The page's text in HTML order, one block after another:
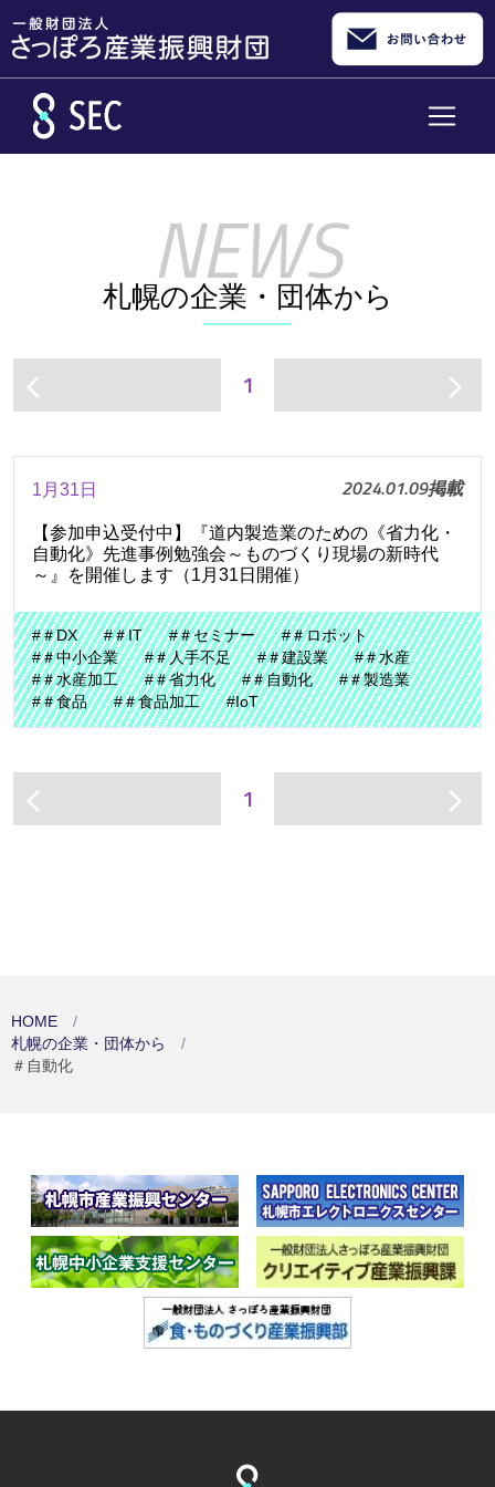
札幌の企業・団体から
arrow_back_ios 1 arrow_forward_ios
1月31日 2024.01.09掲載
【参加申込受付中】『道内製造業のための《省力化・
自動化》先進事例勉強会～ものづくり現場の新時代
～』を開催します（1月31日開催）
#＃DX #＃IT #＃セミナー
#＃ロボット
#＃中小企業
#＃人手不足 #＃建設業
#＃水産
#＃水産加工
#＃省力化 #＃自動化
#＃製造業
#＃食品
#＃食品加工 #IoT
arrow_back_ios 1 arrow_forward_ios
HOME
札幌の企業・団体から
＃自動化